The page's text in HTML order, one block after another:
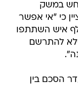
במשק
כי "אי אפשר
מהעובדה ש-150 אלף איש השתתפו
להתרשם
הסכם בין